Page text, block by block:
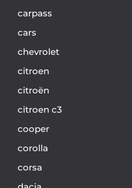
carpass
cars
chevrolet
citroen
citroën
citroen c3
cooper
corolla
corsa